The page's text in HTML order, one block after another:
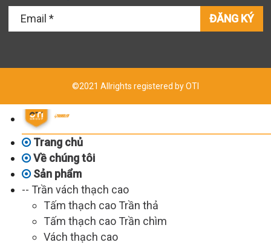
ĐĂNG KÝ
©2021 Allrights registered by OTI
Trang chủ
Về chúng tôi
Sản phẩm
-- Trần vách thạch cao
Tấm thạch cao Trần thả
Tấm thạch cao Trần chìm
Vách thạch cao